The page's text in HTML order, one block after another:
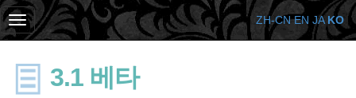
3.1 베타
ZH-CN EN JA KO